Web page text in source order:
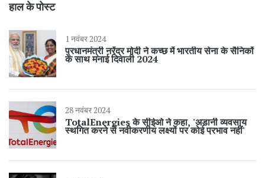
हाल के पोस्ट
1 नवंबर 2024
प्रधानमंत्री नरेंद्र मोदी ने कच्छ में भारतीय सेना के सैनिकों
के साथ मनाई दिवाली 2024
28 नवंबर 2024
TotalEnergies के सीईओ ने कहा, 'अडानी व्यवसाय
स्थगित करने से नवीकरणीय लक्ष्यों पर कोई प्रभाव नहीं'